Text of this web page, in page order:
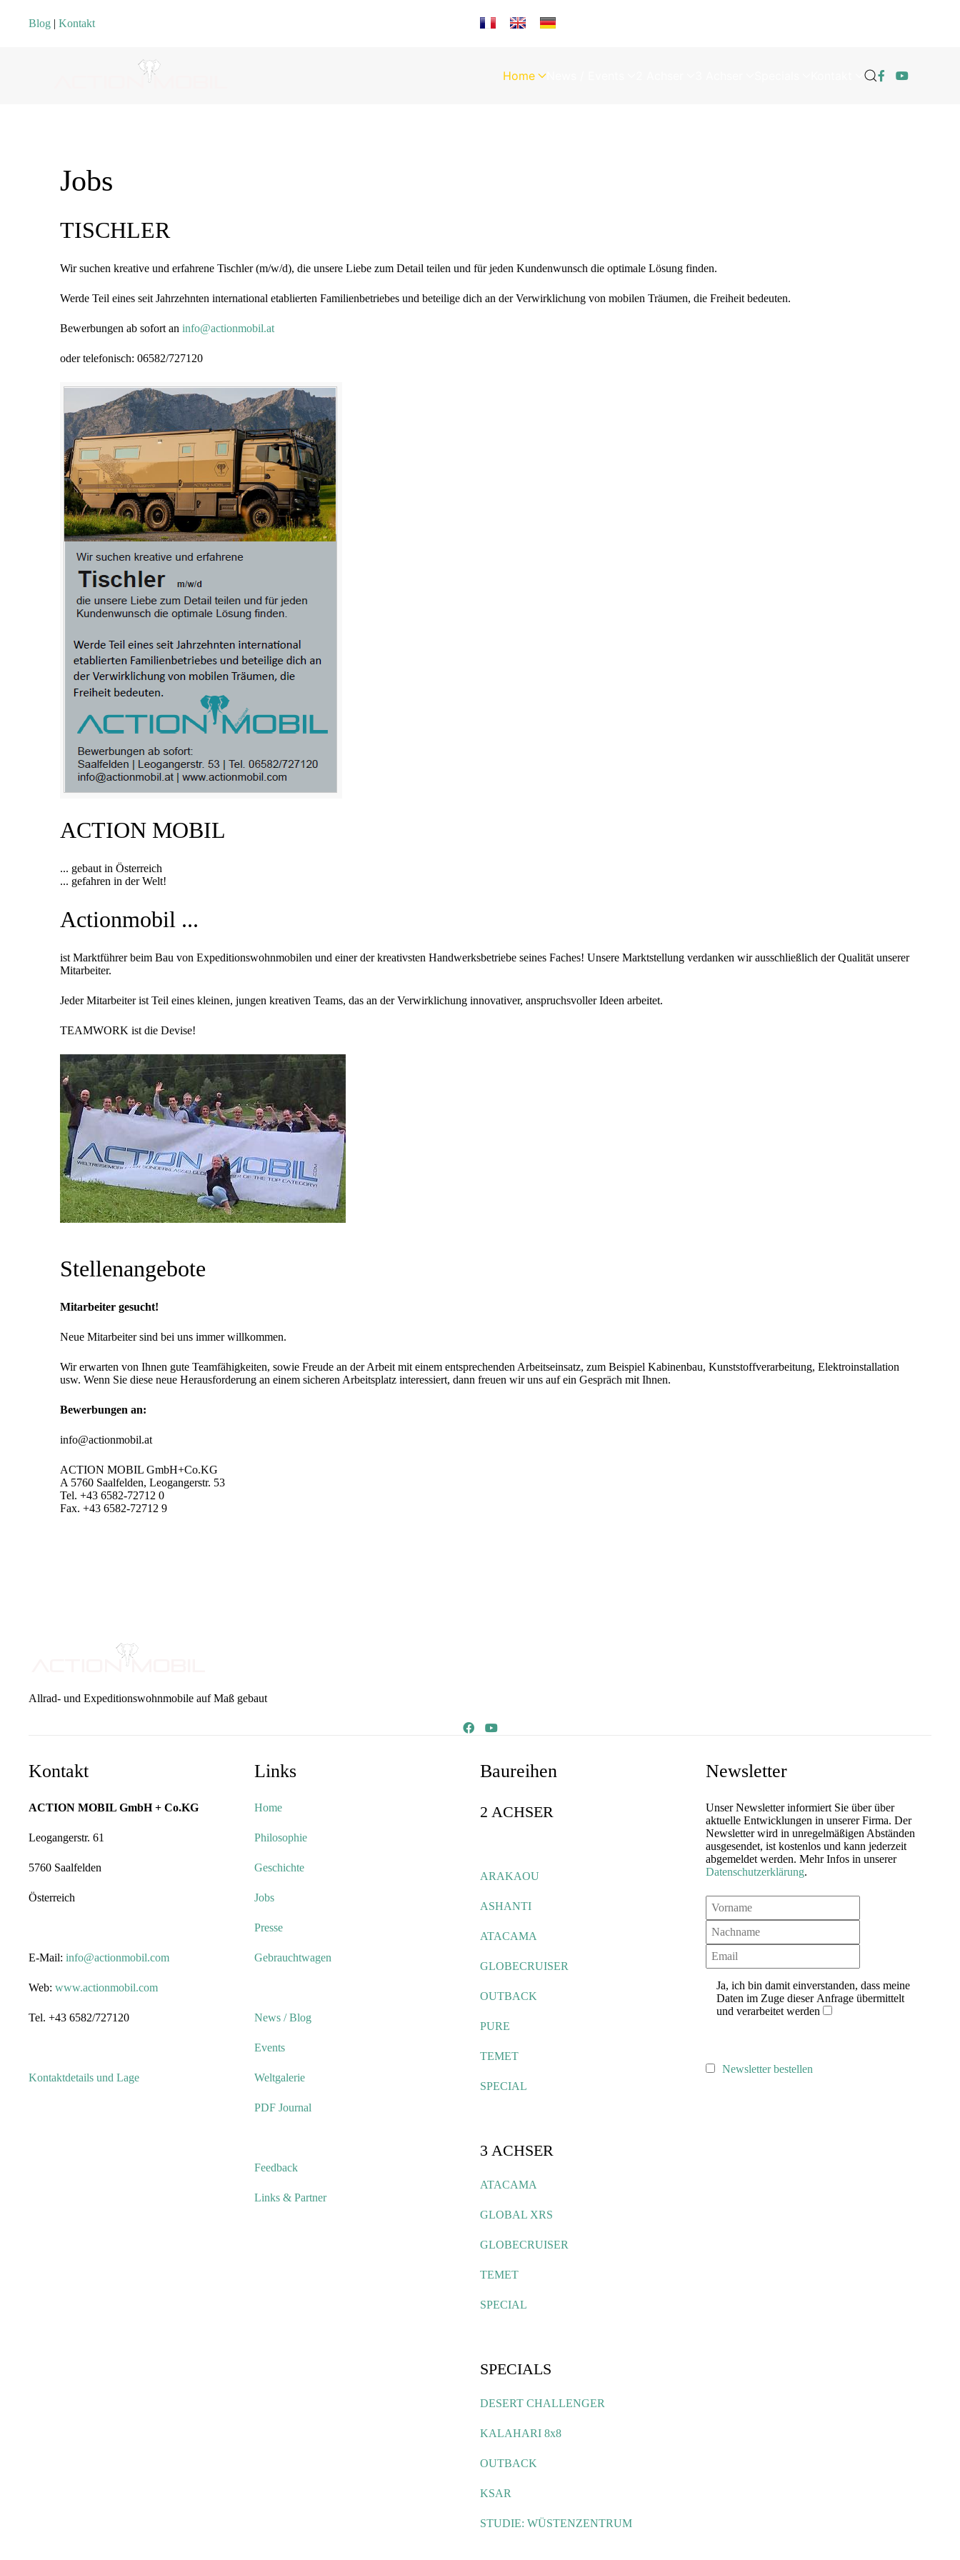
Blog | Kontakt Sprache auswählen
Home
Jobs
TISCHLER
Wir suchen kreative und erfahrene Tischler (m/w/d), die unsere Liebe zum Detail teilen und für jeden Kundenwunsch die optimale Lösung finden.
Werde Teil eines seit Jahrzehnten international etablierten Familienbetriebes und beteilige dich an der Verwirklichung von mobilen Träumen, die Freiheit bedeuten.
Bewerbungen ab sofort an info@actionmobil.at
oder telefonisch: 06582/727120
ACTION MOBIL
... gebaut in Österreich
... gefahren in der Welt!
Actionmobil ...
ist Marktführer beim Bau von Expeditionswohnmobilen und einer der kreativsten Handwerksbetriebe seines Faches! Unsere Marktstellung verdanken wir ausschließlich der Qualität unserer
Mitarbeiter.
Jeder Mitarbeiter ist Teil eines kleinen, jungen kreativen Teams, das an der Verwirklichung innovativer, anspruchsvoller Ideen arbeitet.
TEAMWORK ist die Devise!
Stellenangebote
Mitarbeiter gesucht!
Neue Mitarbeiter sind bei uns immer willkommen.
Wir erwarten von Ihnen gute Teamfähigkeiten, sowie Freude an der Arbeit mit einem entsprechenden Arbeitseinsatz, zum Beispiel Kabinenbau, Kunststoffverarbeitung, Elektroinstallation
usw. Wenn Sie diese neue Herausforderung an einem sicheren Arbeitsplatz interessiert, dann freuen wir uns auf ein Gespräch mit Ihnen.
Bewerbungen an:
info@actionmobil.at
ACTION MOBIL GmbH+Co.KG
A 5760 Saalfelden, Leogangerstr. 53
Tel. +43 6582-72712 0
Fax. +43 6582-72712 9
Allrad- und Expeditionswohnmobile auf Maß gebaut
Kontakt
ACTION MOBIL GmbH + Co.KG
Leogangerstr. 61
5760 Saalfelden
Österreich
E-Mail: info@actionmobil.com
Web: www.actionmobil.com
Tel. +43 6582/727120
Kontaktdetails und Lage
Links
Home
Philosophie
Geschichte
Jobs
Presse
Gebrauchtwagen
News / Blog
Events
Weltgalerie
PDF Journal
Feedback
Links & Partner
Baureihen
2 ACHSER
ARAKAOU
ASHANTI
ATACAMA
GLOBECRUISER
OUTBACK
PURE
TEMET
SPECIAL
3 ACHSER
ATACAMA
GLOBAL XRS
GLOBECRUISER
TEMET
SPECIAL
SPECIALS
DESERT CHALLENGER
KALAHARI 8x8
OUTBACK
KSAR
STUDIE: WÜSTENZENTRUM
Newsletter
Unser Newsletter informiert Sie über über
aktuelle Entwicklungen in unserer Firma. Der
Newsletter wird in unregelmäßigen Abständen
ausgesendet, ist kostenlos und kann jederzeit
abgemeldet werden. Mehr Infos in unserer
Datenschutzerklärung.
Ja, ich bin damit einverstanden, dass meine
Daten im Zuge dieser Anfrage übermittelt
und verarbeitet werden
Newsletter bestellen